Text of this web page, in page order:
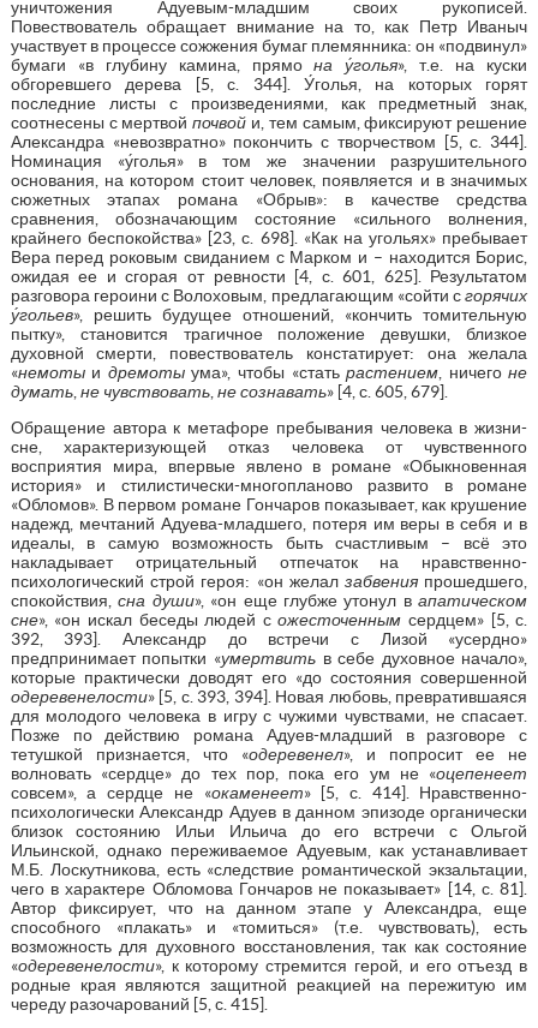
уничтожения Адуевым-младшим своих рукописей.
Повествователь обращает внимание на то, как Петр Иваныч
участвует в процессе сожжения бумаг племянника: он «подвинул»
бумаги «в глубину камина, прямона у́голья», т.е. на куски
обгоревшего дерева [5, с. 344]. У́голья, на которых горят
последние листы с произведениями, как предметный знак,
соотнесены с мертвойпочвой и, тем самым, фиксируют решение
Александра «невозвратно» покончить с творчеством [5, с. 344].
Номинация «у́голья» в том же значении разрушительного
основания, на котором стоит человек, появляется и в значимых
сюжетных этапах романа «Обрыв»: в качестве средства
сравнения, обозначающим состояние «сильного волнения,
крайнего беспокойства» [23, с. 698]. «Как на угольях» пребывает
Вера перед роковым свиданием с Марком и – находится Борис,
ожидая ее и сгорая от ревности [4, с. 601, 625]. Результатом
разговора героини с Волоховым, предлагающим «сойти сгорячих
у́гольев», решить будущее отношений, «кончить томительную
пытку», становится трагичное положение девушки, близкое
духовной смерти, повествователь констатирует: она желала
«немотыи дремотыума», чтобы «статьрастением , ничегоне
думать, не чувствовать, не сознавать» [4, с. 605, 679].
Обращение автора к метафоре пребывания человека в жизни-
сне, характеризующей отказ человека от чувственного
восприятия мира, впервые явлено в романе «Обыкновенная
история» и стилистически-многопланово развито в романе
«Обломов». В первом романе Гончаров показывает, как крушение
надежд, мечтаний Адуева-младшего, потеря им веры в себя и в
идеалы, в самую возможность быть счастливым – всё это
накладывает отрицательный отпечаток на нравственно-
психологический строй героя: «он желал забвения прошедшего,
спокойствия,сна души», «он еще глубже утонул вапатическом
сне», «он искал беседы людей сожесточенным сердцем» [5, с.
392, 393]. Александр до встречи с Лизой «усердно»
предпринимает попытки «умертвитьв себе духовное начало»,
которые практически доводят его «до состояния совершенной
одеревенелости» [5, с. 393, 394]. Новая любовь, превратившаяся
для молодого человека в игру с чужими чувствами, не спасает.
Позже по действию романа Адуев-младший в разговоре с
тетушкой признается, что «одеревенел», и попросит ее не
волновать «сердце» до тех пор, пока его ум не «оцепенеет
совсем», а сердце не «окаменеет» [5, с. 414]. Нравственно-
психологически Александр Адуев в данном эпизоде органически
близок состоянию Ильи Ильича до его встречи с Ольгой
Ильинской, однако переживаемое Адуевым, как устанавливает
М.Б. Лоскутникова, есть «следствие романтической экзальтации,
чего в характере Обломова Гончаров не показывает» [14, с. 81].
Автор фиксирует, что на данном этапе у Александра, еще
способного «плакать» и «томиться» (т.е. чувствовать), есть
возможность для духовного восстановления, так как состояние
«одеревенелости», к которому стремится герой, и его отъезд в
родные края являются защитной реакцией на пережитую им
череду разочарований [5, с. 415].